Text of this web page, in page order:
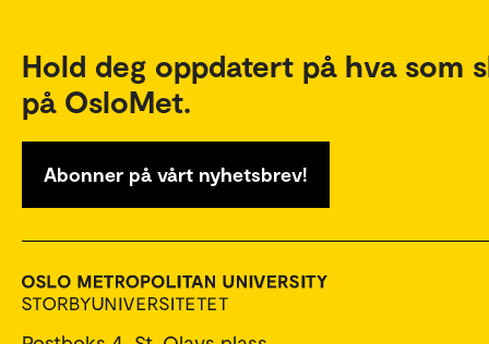
Hold deg oppdatert på hva som
på OsloMet.
Abonner på vårt nyhetsbrev!